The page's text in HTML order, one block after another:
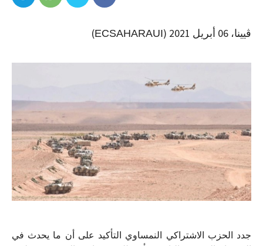
ڤيينا، 06 أبريل 2021 ( ECSAHARAUI
)
جدد الحزب الاشتراكي النمساوي التأكيد على أن ما يحدث في